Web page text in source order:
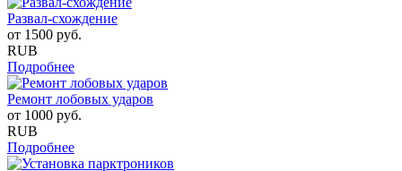
Развал-схождение
от 1500 руб.
RUB
Подробнее
Ремонт лобовых ударов
от 1000 руб.
RUB
Подробнее